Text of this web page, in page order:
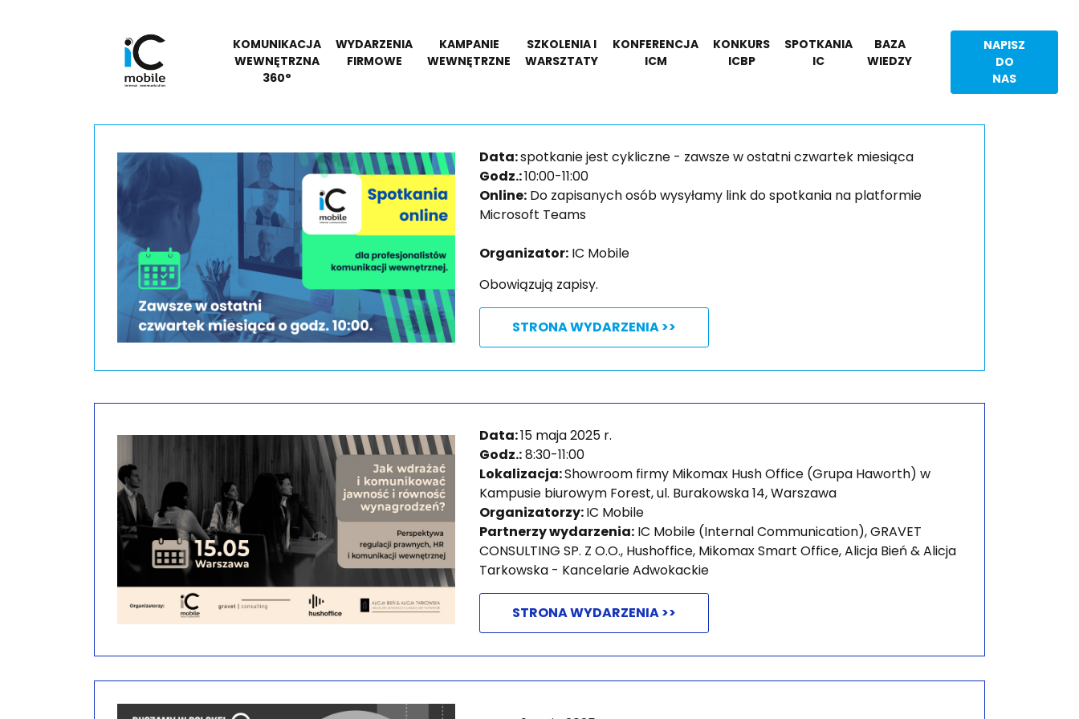
KOMUNIKACJA
WEWNĘTRZNA
360°
WYDARZENIA
FIRMOWE
KAMPANIE
WEWNĘTRZNE
SZKOLENIA I
WARSZTATY
KONFERENCJA
ICM
KONKURS
ICBP
SPOTKANIA
IC
BAZA
WIEDZY
NAPISZ
DO
NAS
Data:spotkanie jest cykliczne - zawsze w ostatni czwartek miesiąca
Godz.:10:00-11:00
Online:Do zapisanych osób wysyłamy link do spotkania na platformie
Microsoft Teams
Organizator:IC Mobile
Obowiązują zapisy.
STRONA WYDARZENIA >>
Data:15 maja2025 r.
Godz.:8:30-11:00
Lokalizacja:Showroom firmy Mikomax Hush Office (Grupa Haworth) w
Kampusie biurowym Forest, ul. Burakowska 14, Warszawa
Organizatorzy:IC Mobile
Partnerzy wydarzenia:IC Mobile (Internal Communication), GRAVET
CONSULTING SP. Z O.O., Hushoffice, Mikomax Smart Office, Alicja Bień & Alicja
Tarkowska - Kancelarie Adwokackie
STRONA WYDARZENIA >>